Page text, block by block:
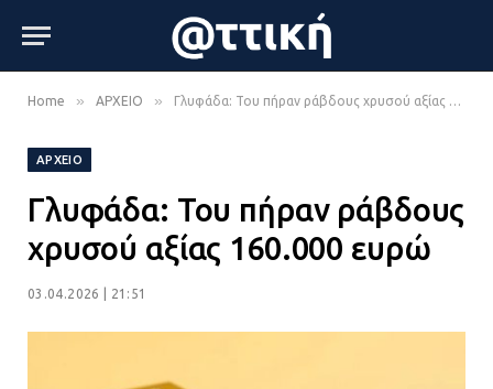
Home » ΑΡΧΕΙΟ » Γλυφάδα: Του πήραν ράβδους χρυσού αξίας 160.000 ευρώ
ΑΡΧΕΙΟ
Γλυφάδα: Του πήραν ράβδους
χρυσού αξίας 160.000 ευρώ
03.04.2026 | 21:51